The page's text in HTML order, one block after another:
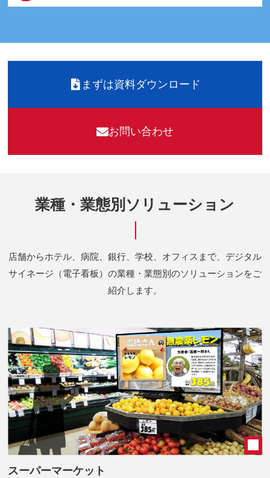
まずは資料ダウンロード
お問い合わせ
業種・業態別ソリューション
店舗からホテル、病院、銀行、学校、オフィスまで、デジタル
サイネージ（電子看板）の業種・業態別のソリューションをご
紹介します。
スーパーマーケット